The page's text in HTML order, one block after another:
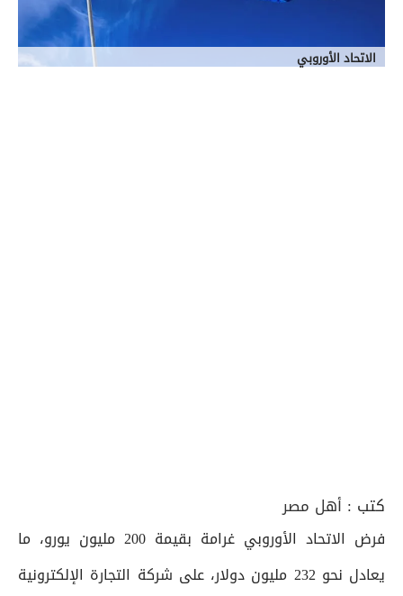
الاتحاد الأوروبي
كتب : أهل مصر
فرض الاتحاد الأوروبي غرامة بقيمة 200 مليون يورو، ما
يعادل نحو 232 مليون دولار، على شركة التجارة الإلكترونية